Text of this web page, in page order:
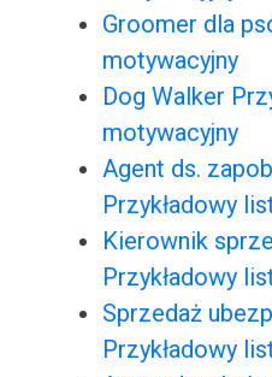
Groomer dla
motywacyjny
Dog Walker
motywacyjny
Agent ds.
Przykładowy
Kierownik
Przykładowy
Sprzedaż
Przykładowy